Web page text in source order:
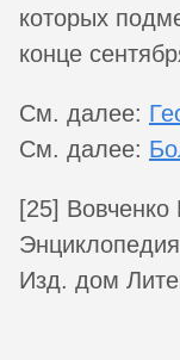
которых
конце
См. далее:
См. далее:
[25]
Изд. дом